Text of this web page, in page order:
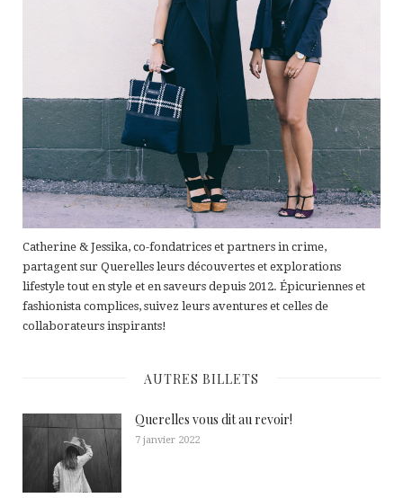
Catherine & Jessika, co-fondatrices et partners in crime,
partagent sur Querelles leurs découvertes et explorations
lifestyle tout en style et en saveurs depuis 2012. Épicuriennes et
fashionista complices, suivez leurs aventures et celles de
collaborateurs inspirants!
AUTRES BILLETS
Querelles vous dit au revoir!
7 janvier 2022